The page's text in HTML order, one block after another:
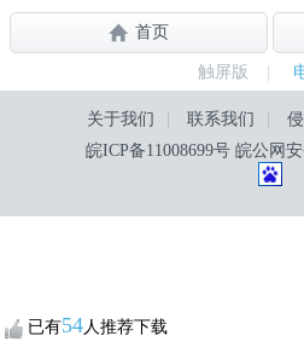
已有54人推荐下载
首页
触屏版
关于我们 联系我们
皖ICP备11008699号 皖公网安